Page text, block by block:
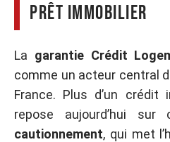
prêt immobilier
La garantie Crédit
comme un acteur central
France. Plus d’un crédit
repose aujourd’hui
cautionnement, qui met